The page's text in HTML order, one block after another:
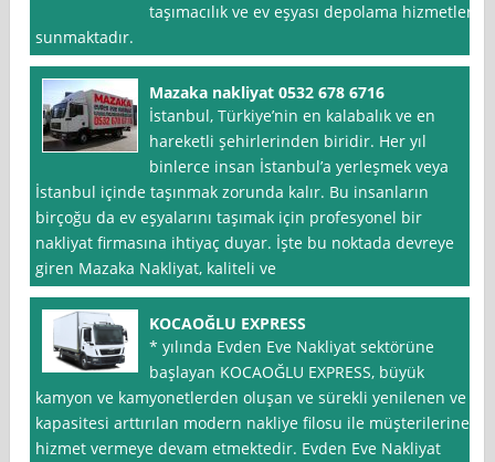
taşımacılık ve ev eşyası depolama hizmetleri
sunmaktadır.
Mazaka nakliyat 0532 678 6716
İstanbul, Türkiye’nin en kalabalık ve en
hareketli şehirlerinden biridir. Her yıl
binlerce insan İstanbul’a yerleşmek veya
İstanbul içinde taşınmak zorunda kalır. Bu insanların
birçoğu da ev eşyalarını taşımak için profesyonel bir
nakliyat firmasına ihtiyaç duyar. İşte bu noktada devreye
giren Mazaka Nakliyat, kaliteli ve
KOCAOĞLU EXPRESS
* yılında Evden Eve Nakliyat sektörüne
başlayan KOCAOĞLU EXPRESS, büyük
kamyon ve kamyonetlerden oluşan ve sürekli yenilenen ve
kapasitesi arttırılan modern nakliye filosu ile müşterilerine
hizmet vermeye devam etmektedir. Evden Eve Nakliyat